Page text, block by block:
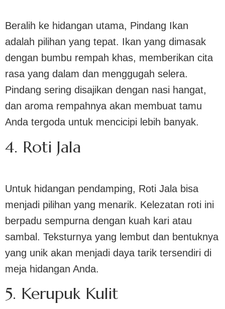
Beralih ke hidangan utama, Pindang Ikan
adalah pilihan yang tepat. Ikan yang dimasak
dengan bumbu rempah khas, memberikan cita
rasa yang dalam dan menggugah selera.
Pindang sering disajikan dengan nasi hangat,
dan aroma rempahnya akan membuat tamu
Anda tergoda untuk mencicipi lebih banyak.
4. Roti Jala
Untuk hidangan pendamping, Roti Jala bisa
menjadi pilihan yang menarik. Kelezatan roti ini
berpadu sempurna dengan kuah kari atau
sambal. Teksturnya yang lembut dan bentuknya
yang unik akan menjadi daya tarik tersendiri di
meja hidangan Anda.
5. Kerupuk Kulit